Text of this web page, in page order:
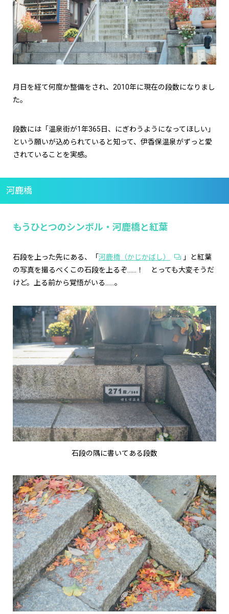
月日を経て何度か整備をされ、2010年に現在の段数になりまし
た。
段数には「温泉街が1年365日、にぎわうようになってほしい」
という願いが込められていると知って、伊香保温泉がずっと愛
されていることを実感。
河鹿橋
もうひとつのシンボル・河鹿橋と紅葉
石段を上った先にある、「 河鹿橋（かじかばし）
」と紅葉
の写真を撮るべくこの石段を上るぞ……！ とっても大変そうだ
けど。上る前から覚悟がいる……。
石段の隅に書いてある段数